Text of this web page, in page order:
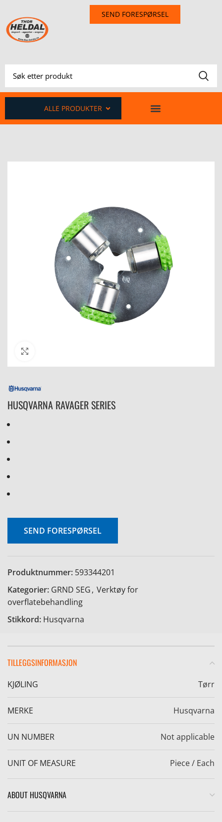
SEND FORESPØRSEL
ALLE PRODUKTER
HUSQVARNA RAVAGER SERIES
SEND FORESPØRSEL
Produktnummer: 593344201
Kategorier: GRND SEG, Verktøy for
overflatebehandling
Stikkord: Husqvarna
TILLEGGSINFORMASJON
KJØLING Tørr
MERKE Husqvarna
UN NUMBER Not applicable
UNIT OF MEASURE Piece / Each
ABOUT HUSQVARNA